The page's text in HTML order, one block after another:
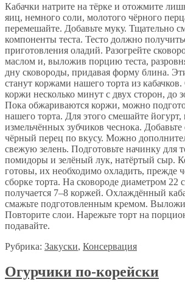
Кабачки натрите на тёрке и отожмите
яиц, немного соли, молотого чёрного
перемешайте. Добавьте муку. Тщательно
компоненты теста. Тесто должно
приготовления оладий. Разогрейте
маслом и, выложив порцию теста,
дну сковороды, придавая форму блина.
станут коржами нашего торта из
коржи несколько минут с двух сторон, до
Пока обжариваются коржи, можно
нашего торта. Для этого смешайте йогурт,
измельчённых зубчиков чеснока.
чёрный перец по вкусу. Можно
свежую зелень. Подготовьте начинку для
помидоры и зелёный лук, натёртый сыр.
готовы, их необходимо охладить, прежде
сборке торта. На сковороде диаметром 22
получается 7–8 коржей. Охлаждённый
смажьте подготовленным кремом.
Повторите слои. Нарежьте торт на
подавайте.
Рубрика: Закуски, Консервация
Огурчики по-корейски